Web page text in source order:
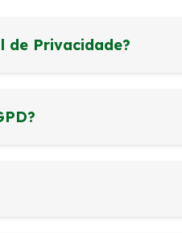
de Privacidade?